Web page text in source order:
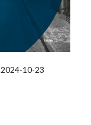
2024-10-23